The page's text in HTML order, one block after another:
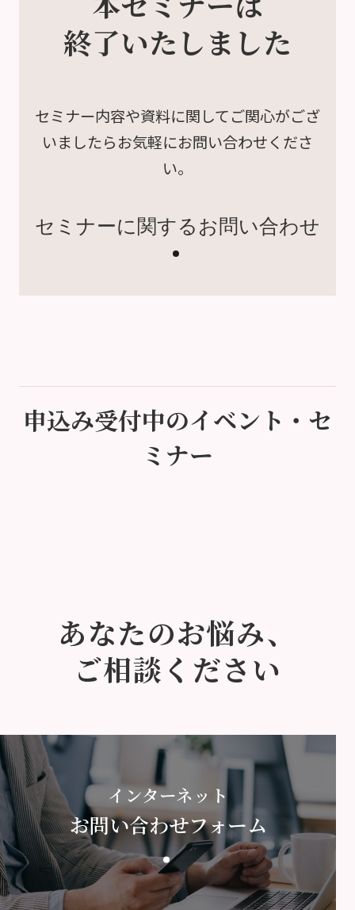
終了いたしました
セミナー内容や資料に関してご関心がござ
いましたらお気軽にお問い合わせくださ
い。
セミナーに関するお問い合わせ
申込み受付中のイベント・セ
ミナー
あなたのお悩み、
ご相談ください
インターネット
お問い合わせフォーム